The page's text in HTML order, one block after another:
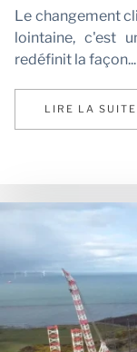
Le changement
lointaine, c'est
redéfinit la façon...
LIRE LA SUITE